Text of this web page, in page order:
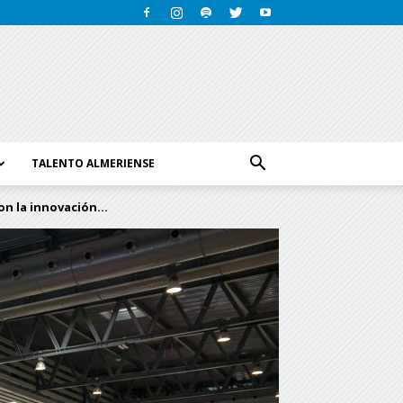
TALENTO ALMERIENSE
la innovación...